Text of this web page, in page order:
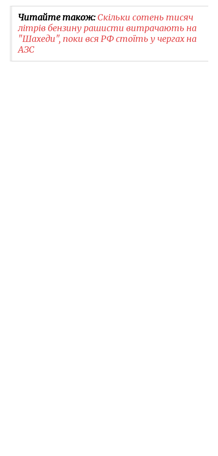
Читайте також:Скільки сотень тисяч
літрів бензину рашисти витрачають на
"Шахеди", поки вся РФ стоїть у чергах на
АЗС